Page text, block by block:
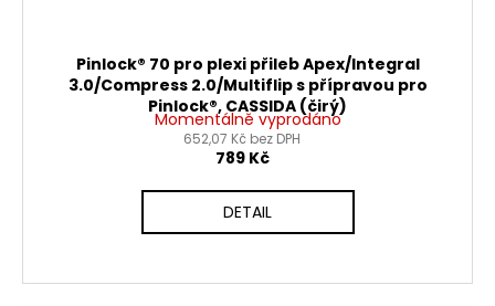
Pinlock® 70 pro plexi přileb Apex/Integral
3.0/Compress 2.0/Multiflip s přípravou pro
Pinlock®, CASSIDA (čirý)
Momentálně vyprodáno
652,07 Kč bez DPH
789 Kč
DETAIL